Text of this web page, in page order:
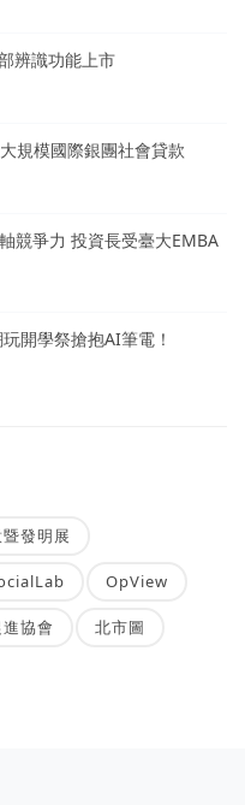
辨識功能上市
規模國際銀團社會貸款
競爭力 投資長受臺大EMBA
開學祭搶抱AI筆電！
發明展
OpView
協會 北市圖